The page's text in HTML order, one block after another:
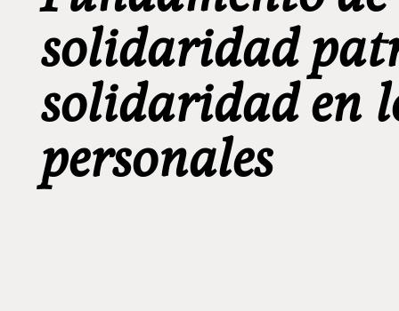
solidaridad
solidaridad en
personales